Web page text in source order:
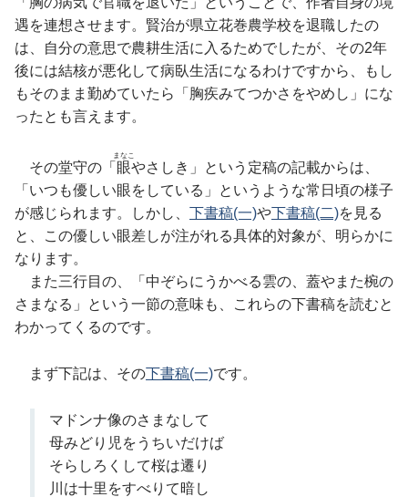
遇を連想させます。賢治が県立花巻農学校を退職したの
は、自分の意思で農耕生活に入るためでしたが、その2年
後には結核が悪化して病臥生活になるわけですから、もし
もそのまま勤めていたら「胸疾みてつかさをやめし」にな
ったとも言えます。
その堂守の「 眼
まなこ
やさしき」という定稿の記載からは、
「いつも優しい眼をしている」というような常日頃の様子
が感じられます。しかし、 下書稿(一)や下書稿(二)を見る
と、この優しい眼差しが注がれる具体的対象が、明らかに
なります。
また三行目の、「中ぞらにうかべる雲の、蓋やまた椀の
さまなる」という一節の意味も、これらの下書稿を読むと
わかってくるのです。
まず下記は、その下書稿(一)です。
マドンナ像のさまなして
母みどり児をうちいだけば
そらしろくして桜は遷り
川は十里をすべりて暗し